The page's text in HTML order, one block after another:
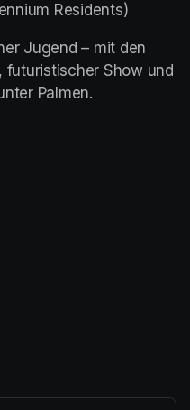
Residents)
Jugend – mit den
Show und
Palmen.